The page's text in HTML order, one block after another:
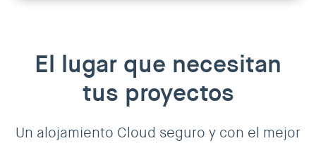
El lugar que necesitan
tus proyectos
Un alojamiento Cloud seguro y con el mejor